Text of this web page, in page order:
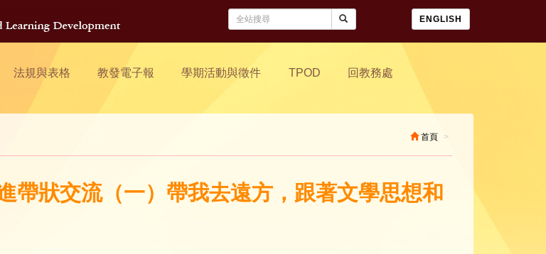
ENGLISH
法規與表格 教發電子報 學期活動與徵件 TPOD 回教務處
首頁
帶狀交流（一）帶我去遠方，跟著文學思想和